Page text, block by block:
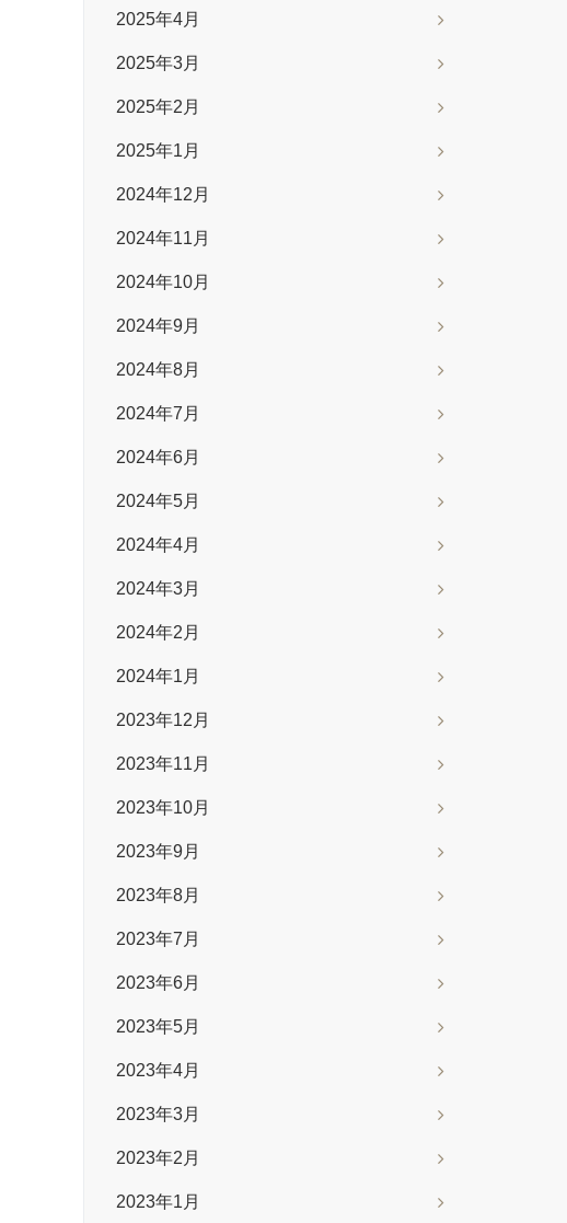
2025年4月
2025年3月
2025年2月
2025年1月
2024年12月
2024年11月
2024年10月
2024年9月
2024年8月
2024年7月
2024年6月
2024年5月
2024年4月
2024年3月
2024年2月
2024年1月
2023年12月
2023年11月
2023年10月
2023年9月
2023年8月
2023年7月
2023年6月
2023年5月
2023年4月
2023年3月
2023年2月
2023年1月